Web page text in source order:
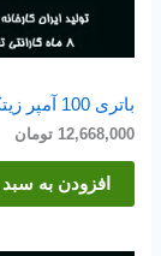
باتری 100 آمپر زیتکس
12,668,000 تومان
افزودن به